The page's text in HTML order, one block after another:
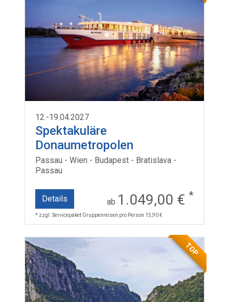
12.-19.04.2027
Spektakuläre
Donaumetropolen
Passau - Wien - Budapest - Bratislava -
Passau
Details ab 1.049,00 € *
* zzgl. Servicepaket Gruppenreisen pro Person 15,90 €
TOP